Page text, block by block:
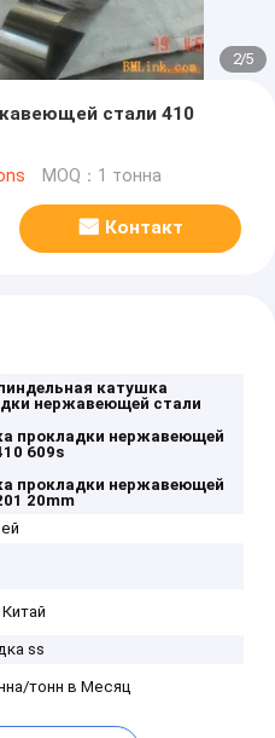
2/5
стали 410
MOQ：1 тонна
Контакт
катушка
нержавеющей стали
прокладки нержавеющей
609s
прокладки нержавеющей
20mm
ss
тонн в Месяц